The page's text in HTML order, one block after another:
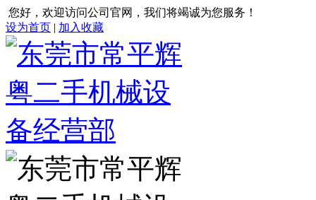
您好，欢迎访问公司官网，我们将竭诚为您服务！
设为首页 | 加入收藏